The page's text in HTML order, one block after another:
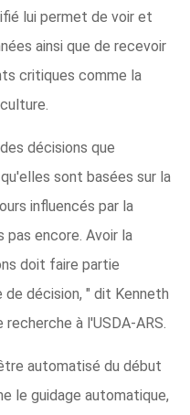
lui permet de voir et
ainsi que de recevoir
critiques comme la
décisions que
sont basées sur la
influencés par la
pas encore. Avoir la
doit faire partie
décision, " dit Kenneth
à l'USDA-ARS.
automatisé du début
le guidage automatique,